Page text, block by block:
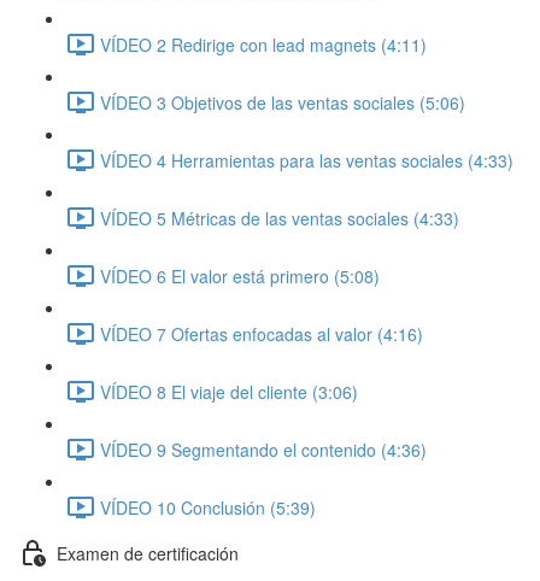
VÍDEO 2 Redirige con lead magnets (4:11)
VÍDEO 3 Objetivos de las ventas sociales (5:06)
VÍDEO 4 Herramientas para las ventas sociales (4:33)
VÍDEO 5 Métricas de las ventas sociales (4:33)
VÍDEO 6 El valor está primero (5:08)
VÍDEO 7 Ofertas enfocadas al valor (4:16)
VÍDEO 8 El viaje del cliente (3:06)
VÍDEO 9 Segmentando el contenido (4:36)
VÍDEO 10 Conclusión (5:39)
Examen de certificación